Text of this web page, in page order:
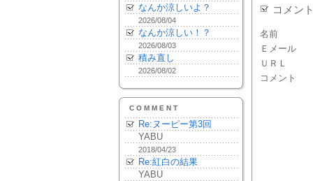
なんか涼しいよ？
2026/08/04
なんか涼しい！？
2026/08/03
積み直し
2026/08/02
COMMENT
Re:ヌーピー第3回
YABU
2018/04/23
Re:紅白の結果
YABU
コメン
名前
Ｅメール
ＵＲＬ
コメント